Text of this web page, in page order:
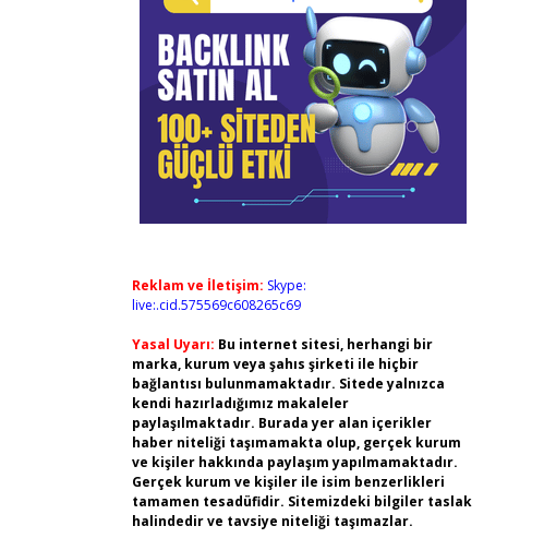
Reklam ve İletişim: Skype:
live:.cid.575569c608265c69
Yasal Uyarı: Bu internet sitesi, herhangi bir
marka, kurum veya şahıs şirketi ile hiçbir
bağlantısı bulunmamaktadır. Sitede yalnızca
kendi hazırladığımız makaleler
paylaşılmaktadır. Burada yer alan içerikler
haber niteliği taşımamakta olup, gerçek kurum
ve kişiler hakkında paylaşım yapılmamaktadır.
Gerçek kurum ve kişiler ile isim benzerlikleri
tamamen tesadüfidir. Sitemizdeki bilgiler taslak
halindedir ve tavsiye niteliği taşımazlar.